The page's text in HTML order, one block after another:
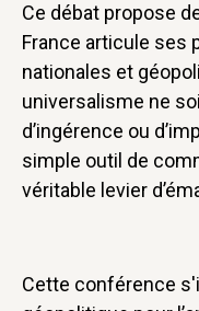
Ce débat propose
France articule ses
nationales et
universalisme ne
d’ingérence ou
simple outil de
véritable levier
Cette conférence